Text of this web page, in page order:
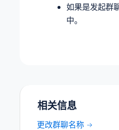
如果是发起群
中。
相关信息
更改群聊名称